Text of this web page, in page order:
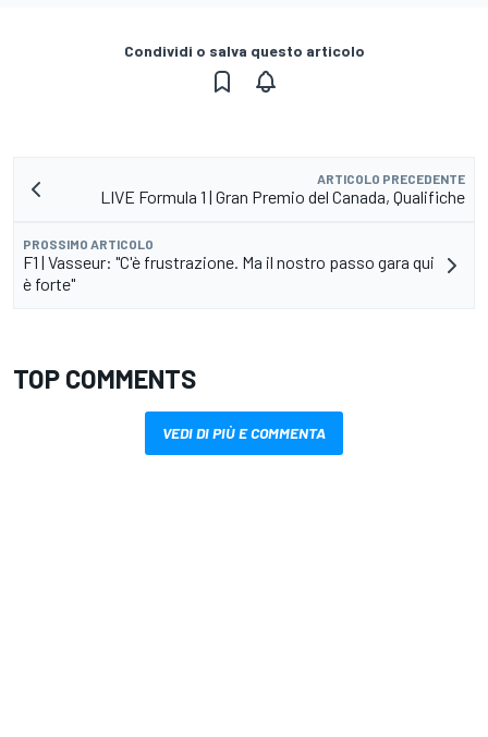
Condividi o salva questo articolo
ARTICOLO PRECEDENTE
LIVE Formula 1 | Gran Premio del Canada, Qualifiche
PROSSIMO ARTICOLO
F1 | Vasseur: "C'è frustrazione. Ma il nostro passo gara qui
è forte"
TOP COMMENTS
VEDI DI PIÙ E COMMENTA